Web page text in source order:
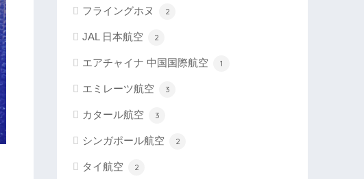
フライングホヌ 2
JAL 日本航空 2
エアチャイナ 中国国際航空 1
エミレーツ航空 3
カタール航空 3
シンガポール航空 2
タイ航空 2